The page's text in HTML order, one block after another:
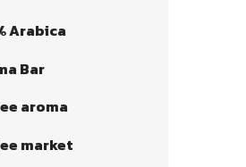
Arabica
Bar
aroma
market